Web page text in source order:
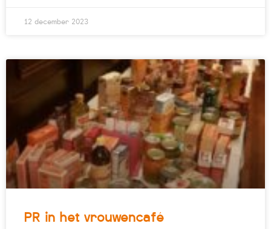
12 december 2023
PR in het vrouwencafé